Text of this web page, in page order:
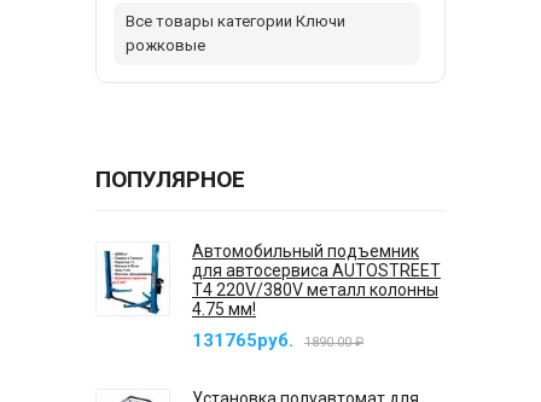
Все товары категории Ключи
рожковые
ПОПУЛЯРНОЕ
Автомобильный подъемник
для автосервиса AUTOSTREET
T4 220V/380V металл колонны
4.75 мм!
131765руб. 1890.00 ₽